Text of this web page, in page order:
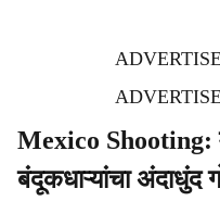
Mexico Shooting:
बंदूकधाऱ्यांचा अंदाधुंद